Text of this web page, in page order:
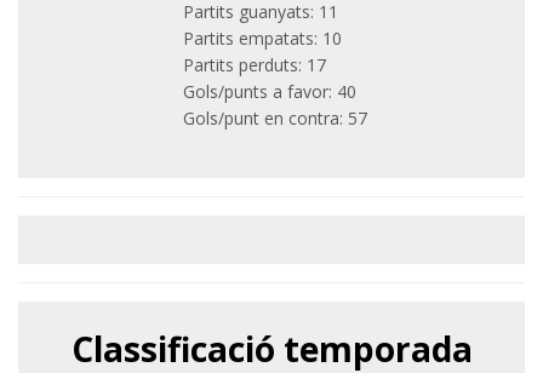
Partits guanyats: 11
Partits empatats: 10
Partits perduts: 17
Gols/punts a favor: 40
Gols/punt en contra: 57
Classificació temporada